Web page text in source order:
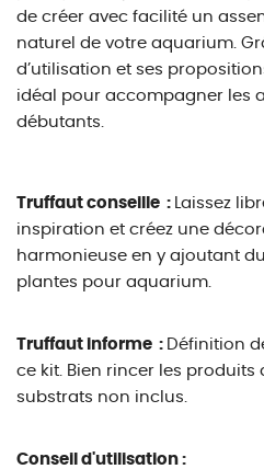
de créer avec facilité un
naturel de votre aquarium.
d’utilisation et ses
idéal pour accompagner les
débutants.
Truffaut conseille : Laissez
inspiration et créez une
harmonieuse en y ajoutant
plantes pour aquarium.
Truffaut informe : Définition
ce kit. Bien rincer les produits
substrats non inclus.
Conseil d'utilisation :